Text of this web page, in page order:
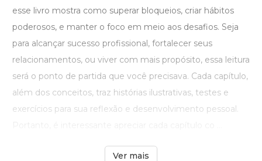
esse livro mostra como superar bloqueios, criar hábitos
poderosos, e manter o foco em meio aos desafios. Seja
para alcançar sucesso profissional, fortalecer seus
relacionamentos, ou viver com mais propósito, essa leitura
será o ponto de partida que você precisava. Cada capítulo,
além dos conceitos, traz histórias ilustrativas, testes e
exercícios para sua reflexão e desenvolvimento pessoal.
Ver mais